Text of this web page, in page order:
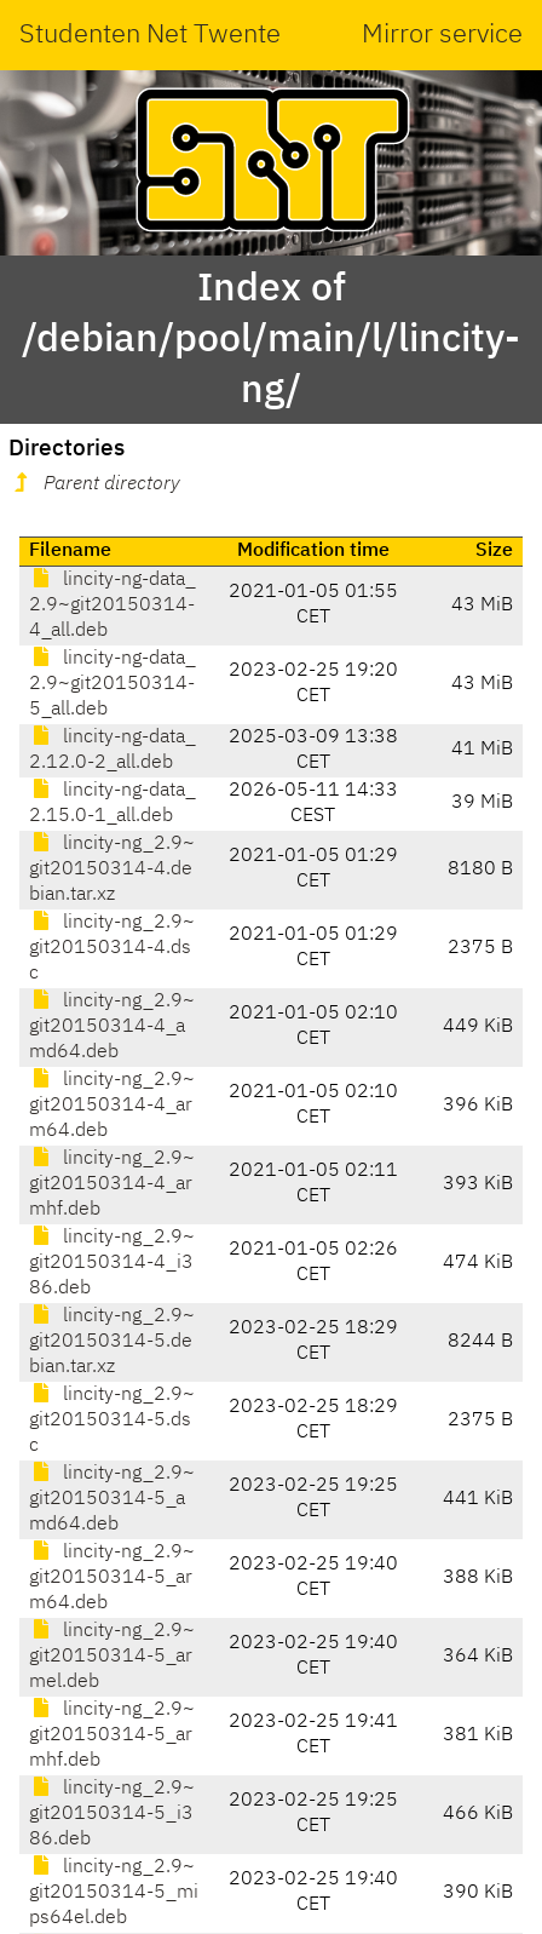
Studenten Net Twente Mirror service
Index of
/debian/pool/main/l/lincity-
ng/
Directories
Parent directory
Filename Modification time
Size
lincity-ng-data_
2.9~git20150314-
4_all.deb
2021-01-05 01:55
CET
43 MiB
lincity-ng-data_
2.9~git20150314-
5_all.deb
2023-02-25 19:20
CET
43 MiB
lincity-ng-data_
2.12.0-2_all.deb
2025-03-09 13:38
CET
41 MiB
lincity-ng-data_
2.15.0-1_all.deb
2026-05-11 14:33
CEST
39 MiB
lincity-ng_2.9~
git20150314-4.de
bian.tar.xz
2021-01-05 01:29
CET
8180 B
lincity-ng_2.9~
git20150314-4.ds
c
2021-01-05 01:29
CET
2375 B
lincity-ng_2.9~
git20150314-4_a
md64.deb
2021-01-05 02:10
CET
449 KiB
lincity-ng_2.9~
git20150314-4_ar
m64.deb
2021-01-05 02:10
CET
396 KiB
lincity-ng_2.9~
git20150314-4_ar
mhf.deb
2021-01-05 02:11
CET
393 KiB
lincity-ng_2.9~
git20150314-4_i3
86.deb
2021-01-05 02:26
CET
474 KiB
lincity-ng_2.9~
git20150314-5.de
bian.tar.xz
2023-02-25 18:29
CET
8244 B
lincity-ng_2.9~
git20150314-5.ds
c
2023-02-25 18:29
CET
2375 B
lincity-ng_2.9~
git20150314-5_a
md64.deb
2023-02-25 19:25
CET
441 KiB
lincity-ng_2.9~
git20150314-5_ar
m64.deb
2023-02-25 19:40
CET
388 KiB
lincity-ng_2.9~
git20150314-5_ar
mel.deb
2023-02-25 19:40
CET
364 KiB
lincity-ng_2.9~
git20150314-5_ar
mhf.deb
2023-02-25 19:41
CET
381 KiB
lincity-ng_2.9~
git20150314-5_i3
86.deb
2023-02-25 19:25
CET
466 KiB
lincity-ng_2.9~
git20150314-5_mi
ps64el.deb
2023-02-25 19:40
CET
390 KiB